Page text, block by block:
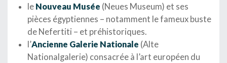
le Nouveau Musée (Neues Museum) et ses
pièces égyptiennes – notamment le fameux buste
de Nefertiti – et préhistoriques.
l’Ancienne Galerie Nationale (Alte
Nationalgalerie) consacrée à l’art européen du